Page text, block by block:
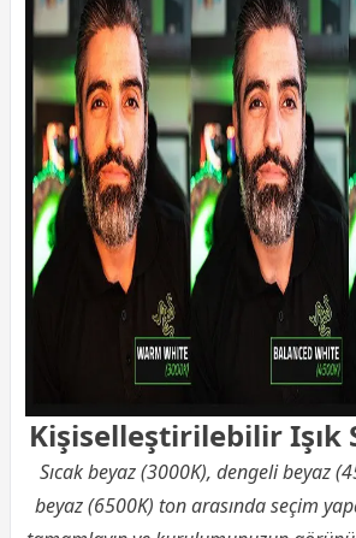
Kişiselleştirilebilir Işık
Sıcak beyaz (3000K), dengeli beyaz
beyaz (6500K) ton arasında seçim